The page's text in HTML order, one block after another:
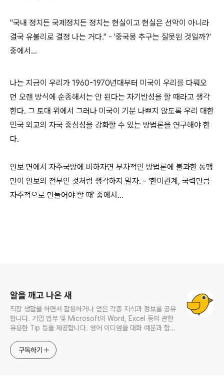
"국내 정치든 국제정치든 정치는 현실이고 현실은 선악이 아니라
결국 유불리로 결정 나는 거다." - '중국몽 추구는 잘못된 것일까?'
중에서...
나는 지금이 우리가 1960-1970년대부터 미국이 우리를 다뤄오
던 오랜 방식에 순종해서는 안 된다는 자기반성을 할 때라고 생각
한다. 그 토대 위에서 그러나 미국이 기분 나쁘지 않도록 우리 대한
민국 외교의 자국 중심성을 강화할 수 있는 방법론을 연구해야 한
다.
안보 면에서 자주국방에 비하자면 부차적인 방법론에 불과한 동맹
만이 안보의 전부인 것처럼 생각하지 말자. - '한미관계, 국력만큼
자주적으로 만들어야 할 때' 중에서...
알을 깨고 나온 새
직장 생활을 하면서 활용하거나 얻은 각종 지식과 정보를 공유
합니다. 기업 법무 및 Microsoft의 Word, Excel 등의 관한
유용한 Tip 등을 제공합니다. 영어 이디엄을 대화 예문과 함께
website provides learning materials for foreigners
interested in Korean and introduces practical
구독하기